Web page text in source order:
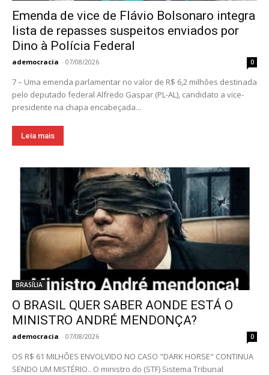
Emenda de vice de Flávio Bolsonaro integra
lista de repasses suspeitos enviados por
Dino à Polícia Federal
ademocracia - 07/08/2026 0
7 – Uma emenda parlamentar no valor de R$ 6,2 milhões destinada
pelo deputado federal Alfredo Gaspar (PL-AL), candidato a vice-
presidente na chapa encabeçada...
Leia mais
BRASÍLIA
O BRASIL QUER SABER AONDE ESTÁ O
MINISTRO ANDRÉ MENDONÇA?
ademocracia - 07/08/2026 0
OS R$ 61 MILHÕES ENVOLVIDO NO CASO "DARK HORSE" CONTINUA
SENDO UM MISTÉRIO.. O ministro do (STF) Sistema Tribunal